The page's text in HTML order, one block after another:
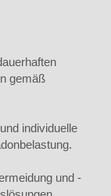
gemäß
individuelle
und -